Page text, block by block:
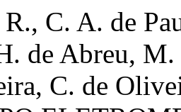
C. A. de
de Abreu,
C. de